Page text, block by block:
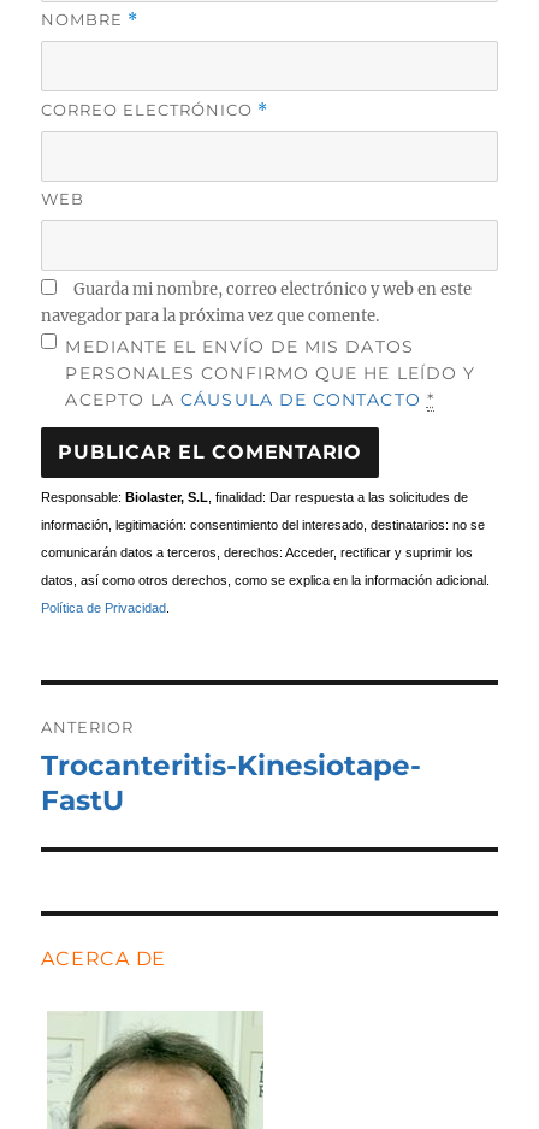
NOMBRE *
CORREO ELECTRÓNICO *
WEB
Guarda mi nombre, correo electrónico y web en este
navegador para la próxima vez que comente.
MEDIANTE EL ENVÍO DE MIS DATOS
PERSONALES CONFIRMO QUE HE LEÍDO Y
ACEPTO LACÁUSULA DE CONTACTO *
Responsable:Biolaster, S.L , finalidad: Dar respuesta a las solicitudes de
información, legitimación: consentimiento del interesado, destinatarios: no se
comunicarán datos a terceros, derechos: Acceder, rectificar y suprimir los
datos, así como otros derechos, como se explica en la información adicional.
Política de Privacidad
de
entradas
ANTERIOR
Entrada
anterior:
Trocanteritis-Kinesiotape-
FastU
ACERCA DE